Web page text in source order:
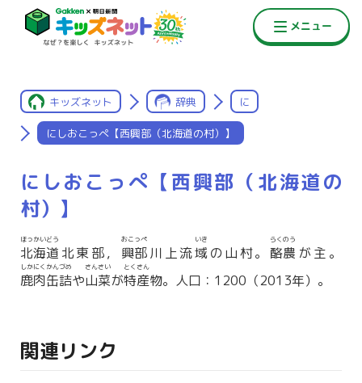
キッズネット 辞典 に
にしおこっぺ【西興部（北海道の村）】
にしおこっぺ【西興部（北海道の
村）】
北海道
ほっかいどう
北東部， 興部
おこっぺ
川上流域
いき
の山村。 酪農
らくのう
が主。
鹿肉缶詰
しかにくかんづめ
や山菜
さんさい
が特産
とくさん
物。人口：1200（2013年）。
関連リンク